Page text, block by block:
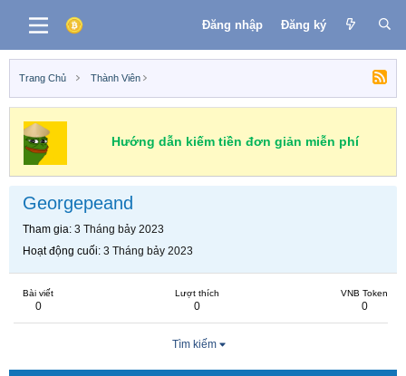
Đăng nhập Đăng ký
Trang Chủ Thành Viên
Hướng dẫn kiếm tiền đơn giản miễn phí
Georgepeand
Tham gia 3 Tháng bảy 2023
Hoạt động cuối 3 Tháng bảy 2023
Bài viết
0
Lượt thích
0
VNB Token
0
Tìm kiếm